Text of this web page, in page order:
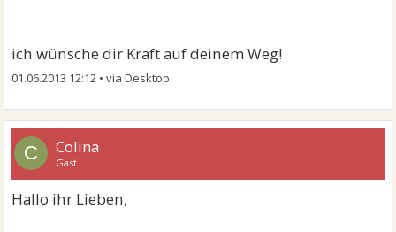
ich wünsche dir Kraft auf deinem Weg!
01.06.2013 12:12 •
C Colina
Gast
Hallo ihr Lieben,